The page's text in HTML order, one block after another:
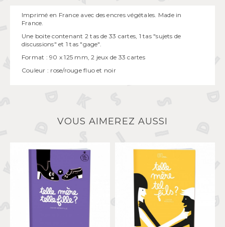
Imprimé en France avec des encres végétales. Made in
France.
Une boite contenant 2 tas de 33 cartes, 1 tas "sujets de
discussions" et 1 tas "gage".
Format : 90 x 125 mm, 2 jeux de 33 cartes
Couleur : rose/rouge fluo et noir
VOUS AIMEREZ AUSSI